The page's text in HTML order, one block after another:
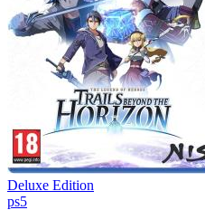
Deluxe Edition
ps5